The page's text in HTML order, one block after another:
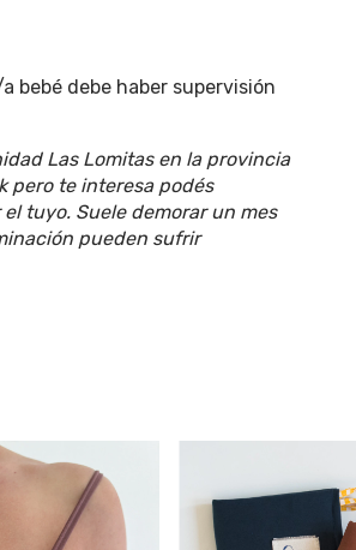
bebé debe haber supervisión
Las Lomitas en la provincia
pero te interesa podés
tuyo. Suele demorar un mes
pueden sufrir